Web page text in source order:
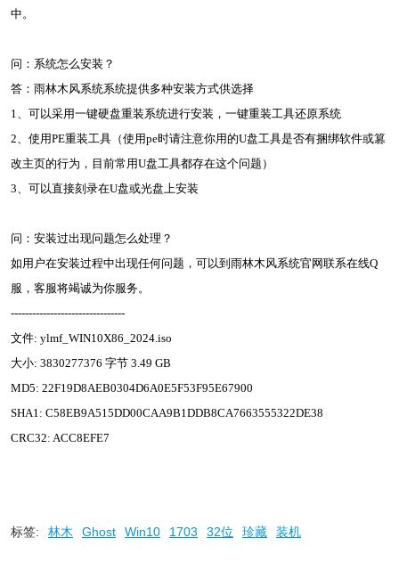
中。
问：系统怎么安装？
答：雨林木风系统系统提供多种安装方式供选择
1、可以采用一键硬盘重装系统进行安装，一键重装工具还原系统
2、使用PE重装工具（使用pe时请注意你用的U盘工具是否有捆绑软件或篡
改主页的行为，目前常用U盘工具都存在这个问题）
3、可以直接刻录在U盘或光盘上安装
问：安装过出现问题怎么处理？
如用户在安装过程中出现任何问题，可以到雨林木风系统官网联系在线Q
服，客服将竭诚为你服务。
--------------------------------
文件: ylmf_WIN10X86_2024.iso
大小: 3830277376 字节 3.49 GB
MD5: 22F19D8AEB0304D6A0E5F53F95E67900
SHA1: C58EB9A515DD00CAA9B1DDB8CA7663555322DE38
CRC32: ACC8EFE7
标签: 林木 Ghost Win10 1703 32位 珍藏 装机